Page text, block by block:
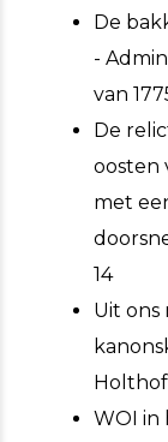
De
-
van
De
oosten
met
14
Uit ons
WOI in